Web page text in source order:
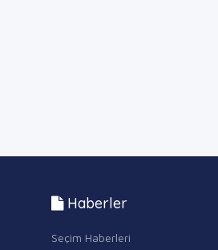
Haberler
Seçim Haberleri